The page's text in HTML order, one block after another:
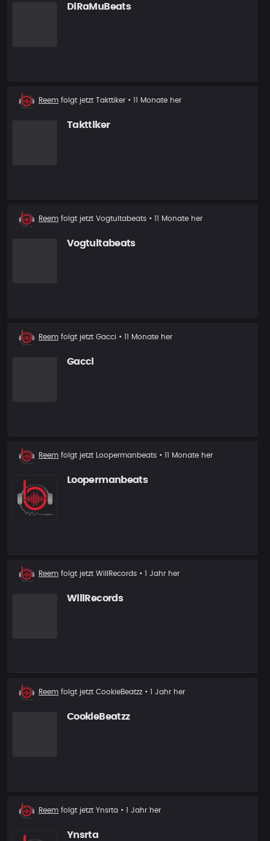
DiRaMuBeats
Neuer
Reem folgt jetzt Takttiker • 11 Monate her
Takttiker
Neuer
Reem folgt jetzt Vogtultabeats • 11 Monate her
Vogtultabeats
Neuer
Reem folgt jetzt Gacci • 11 Monate her
Gacci
Neuer
Reem folgt jetzt Loopermanbeats • 11 Monate her
Loopermanbeats
Neuer
Reem folgt jetzt WillRecords • 1 Jahr her
WillRecords
Neuer
Reem folgt jetzt CookieBeatzz • 1 Jahr her
CookieBeatzz
Neuer
Reem folgt jetzt Ynsrta • 1 Jahr her
Ynsrta